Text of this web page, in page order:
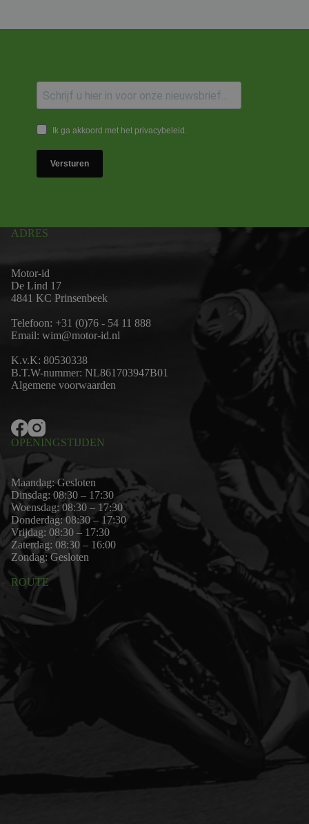
Ik ga akkoord met het privacybeleid.
Versturen
ADRES
Motor-id
De Lind 17
4841 KC Prinsenbeek
Telefoon: +31 (0)76 - 54 11 888
Email: wim@motor-id.nl
K.v.K: 80530338
B.T.W-nummer: NL861703947B01
Algemene voorwaarden
OPENINGSTIJDEN
Maandag: Gesloten
Dinsdag: 08:30 – 17:30
Woensdag: 08:30 – 17:30
Donderdag: 08:30 – 17:30
Vrijdag: 08:30 – 17:30
Zaterdag: 08:30 – 16:00
Zondag: Gesloten
ROUTE